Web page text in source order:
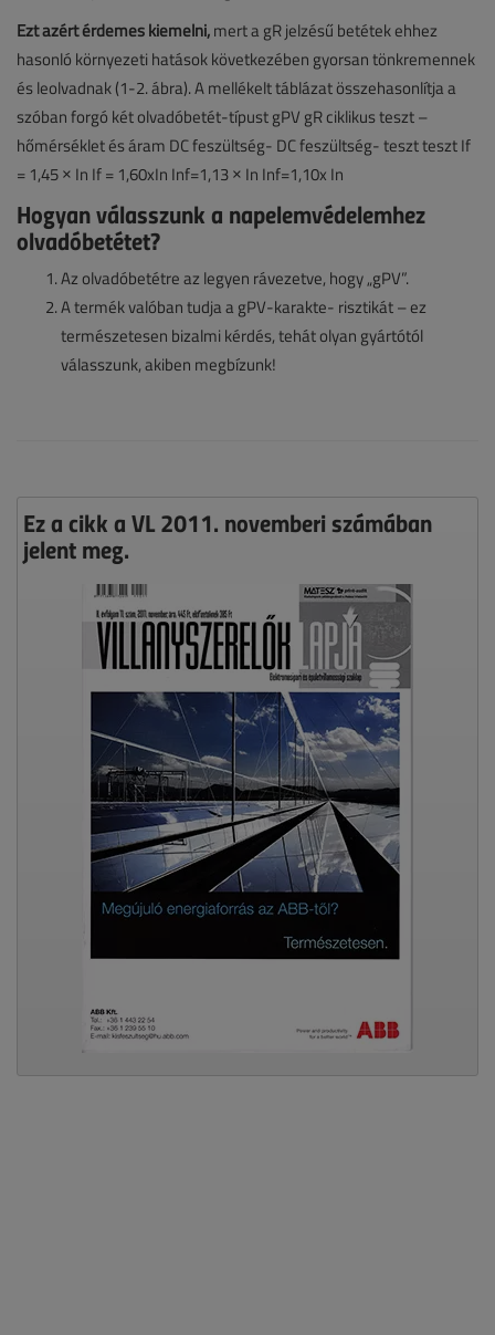
Ezt azért érdemes kiemelni,mert a gR jelzésű betétek ehhez
hasonló környezeti hatások következében gyorsan tönkremennek
és leolvadnak (1-2. ábra). A mellékelt táblázat összehasonlítja a
szóban forgó két olvadóbetét-típust gPV gR ciklikus teszt –
hőmérséklet és áram DC feszültség- DC feszültség- teszt teszt If
= 1,45 × In If = 1,60xIn Inf=1,13 × In Inf=1,10x In
Hogyan válasszunk a napelemvédelemhez
olvadóbetétet?
Az olvadóbetétre az legyen rávezetve, hogy „gPV”.
A termék valóban tudja a gPV-karakte- risztikát – ez
természetesen bizalmi kérdés, tehát olyan gyártótól
válasszunk, akiben megbízunk!
Ez a cikk a VL 2011. novemberi számában
jelent meg.